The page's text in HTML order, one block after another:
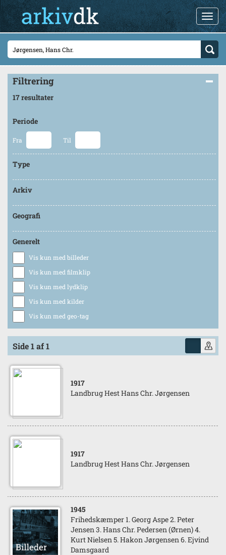
Filtrering
17 resultater
Periode
Fra Til
Type
Arkiv
Geografi
Generelt
Vis kun med billeder
Vis kun med filmklip
Vis kun med lydklip
Vis kun med kilder
Vis kun med geo-tag
Side 1 af 1
1917
Landbrug Hest Hans Chr. Jørgensen
1917
Landbrug Hest Hans Chr. Jørgensen
1945
Frihedskæmper 1. Georg Aspe 2. Peter
Jensen 3. Hans Chr. Pedersen (Ørnen) 4.
Kurt Nielsen 5. Hakon Jørgensen 6. Ejvind
Damsgaard